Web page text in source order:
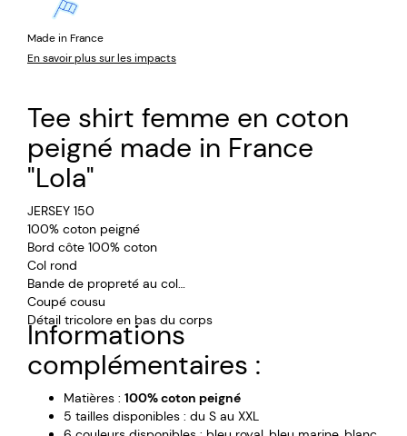
Made in France
En savoir plus sur les impacts
Tee shirt femme en coton
peigné made in France
"Lola"
JERSEY 150
100% coton peigné
Bord côte 100% coton
Col rond
Bande de propreté au col
Coupé cousu
Détail tricolore en bas du corps
Informations
complémentaires :
Matières : 100% coton peigné
5 tailles disponibles : du S au XXL